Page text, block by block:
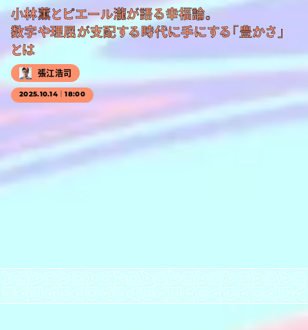
小林薫とピエール瀧が語る幸福論。
数字や理屈が支配する時代に手にする「豊かさ」
とは
張江浩司
2025.10.14｜18:00